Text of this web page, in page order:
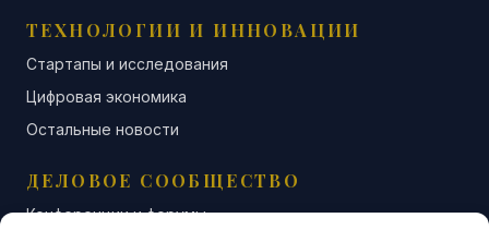
ТЕХНОЛОГИИ И ИННОВАЦИИ
Стартапы и исследования
Цифровая экономика
Остальные новости
ДЕЛОВОЕ СООБЩЕСТВО
Конференции и форумы